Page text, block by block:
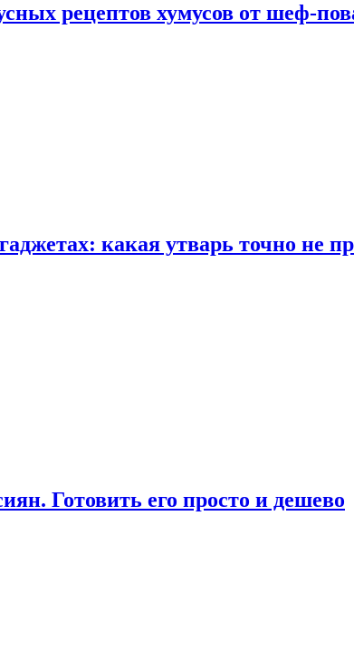
рецептов хумусов от шеф-
какая утварь точно не
Готовить его просто и дешево